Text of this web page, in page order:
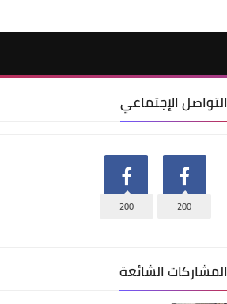
التواصل الإجتماعي
200
200
المشاركات الشائعة